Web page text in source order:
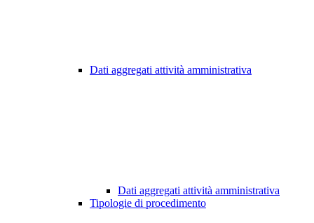
Dati aggregati attività amministrativa
Dati aggregati attività amministrativa
Tipologie di procedimento